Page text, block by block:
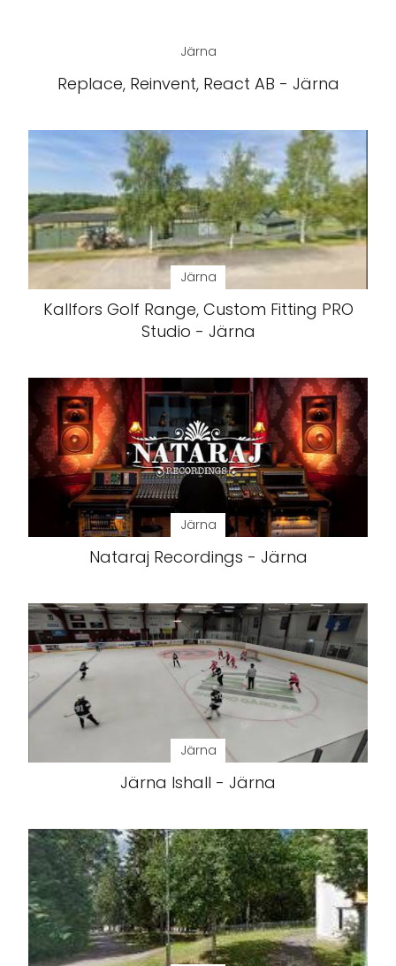
Järna
Replace, Reinvent, React AB - Järna
Järna
Kallfors Golf Range, Custom Fitting PRO
Studio - Järna
Järna
Nataraj Recordings - Järna
Järna
Järna Ishall - Järna